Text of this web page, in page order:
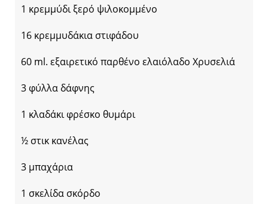
1 κρεμμύδι ξερό ψιλοκομμένο
16 κρεμμυδάκια στιφάδου
60 ml. εξαιρετικό παρθένο ελαιόλαδο Χρυσελιά
3 φύλλα δάφνης
1 κλαδάκι φρέσκο θυμάρι
½ στικ κανέλας
3 μπαχάρια
1 σκελίδα σκόρδο